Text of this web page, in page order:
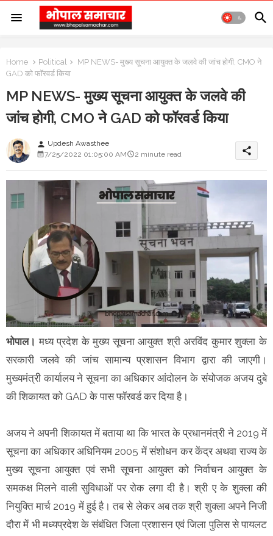
Home Political
MP NEWS- मुख्य सूचना आयुक्त के जलवे की जांच होगी, CMO ने
GAD को फॉरवर्ड किया
MP NEWS- मुख्य सूचना आयुक्त के जलवे की
जांच होगी, CMO ने GAD को फॉरवर्ड किया
person Updesh Awasthee
7/25/2022 01:05:00 AM
2 minute read share
भोपाल।मध्य प्रदेश के मुख्य सूचना आयुक्त श्री अरविंद कुमार शुक्ला के
सरकारी जलवे की जांच सामान्य प्रशासन विभाग द्वारा की जाएगी।
मुख्यमंत्री कार्यालय ने सूचना का अधिकार आंदोलन के संयोजक अजय दुबे
की शिकायत को GAD के पास फॉरवर्ड कर दिया है।
अजय ने अपनी शिकायत में बताया था कि भारत के प्रधानमंत्री ने 2019 में
सूचना का अधिकार अधिनियम 2005 में संशोधन कर केंद्र अथवा राज्य के
मुख्य सूचना आयुक्त एवं सभी सूचना आयुक्त को निर्वाचन आयुक्त के
समकक्ष मिलने वाली सुविधाओं पर रोक लगा दी है। श्री ए के शुक्ला की
नियुक्ति मार्च 2019 में हुई है। तब से लेकर अब तक श्री शुक्ला अपने निजी
दौरा में भी मध्यप्रदेश के संबंधित जिला प्रशासन एवं जिला पुलिस से पायलट